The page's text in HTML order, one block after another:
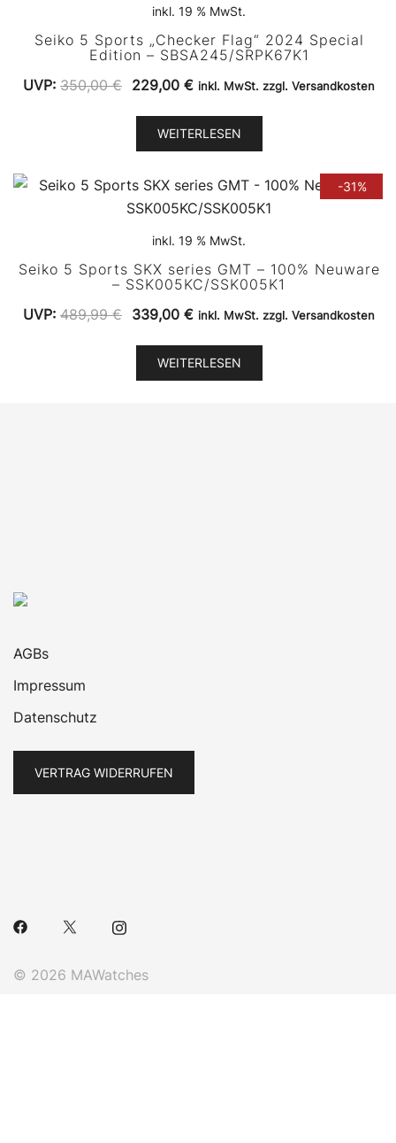
inkl. 19 % MwSt.
Seiko 5 Sports „Checker Flag“ 2024 Special
Edition – SBSA245/SRPK67K1
UVP: 350,00€ Ursprünglicher
war:
350,00 €
229,00 €Aktueller
ist:
229,00 €.
inkl. MwSt. zzgl. Versandkosten
WEITERLESEN
-31%
inkl. 19 % MwSt.
Seiko 5 Sports SKX series GMT – 100% Neuware
– SSK005KC/SSK005K1
UVP: 489,99€ Ursprünglicher
war:
489,99 €
339,00 €Aktueller
ist:
339,00 €.
inkl. MwSt. zzgl. Versandkosten
WEITERLESEN
AGBs
Impressum
Datenschutz
VERTRAG WIDERRUFEN
© 2026 MAWatches